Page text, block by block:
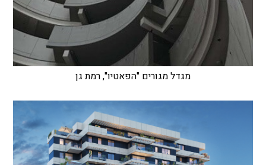
מגדל מגורים "הפאטיו", רמת גן